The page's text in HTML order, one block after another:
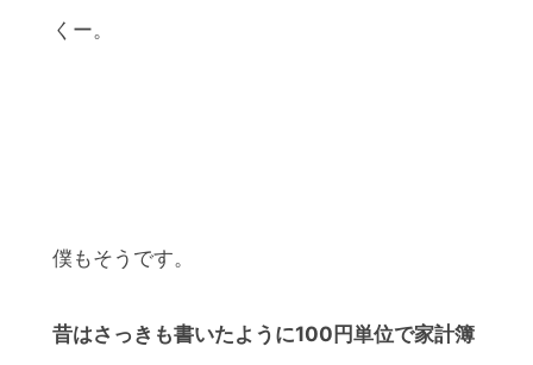
くー。
僕もそうです。
昔はさっきも書いたように100円単位で家計簿